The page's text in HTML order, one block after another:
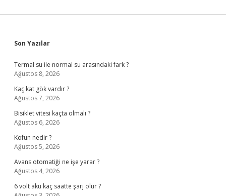
Sidebar
Son Yazılar
Termal su ile normal su arasındaki fark ?
Ağustos 8, 2026
Kaç kat gök vardır ?
Ağustos 7, 2026
Bisiklet vitesi kaçta olmalı ?
Ağustos 6, 2026
Kofun nedir ?
Ağustos 5, 2026
Avans otomatiği ne işe yarar ?
Ağustos 4, 2026
6 volt akü kaç saatte şarj olur ?